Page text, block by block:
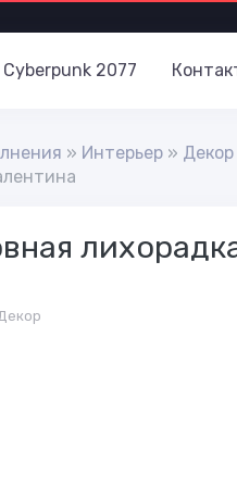
Cyberpunk 2077
» Интерьер » Декор